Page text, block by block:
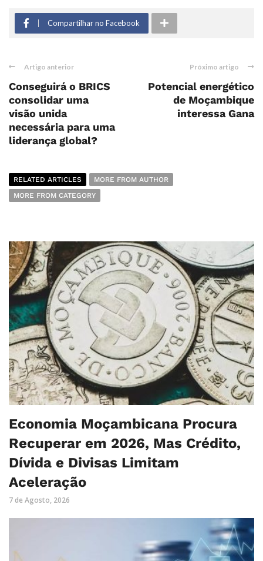
Compartilhar no Facebook
Artigo anterior
Conseguirá o BRICS
consolidar uma
visão unida
necessária para uma
liderança global?
Próximo artigo
Potencial energético
de Moçambique
interessa Gana
RELATED ARTICLES
MORE FROM AUTHOR
MORE FROM CATEGORY
Economia Moçambicana Procura
Recuperar em 2026, Mas Crédito,
Dívida e Divisas Limitam
Aceleração
7 de Agosto, 2026